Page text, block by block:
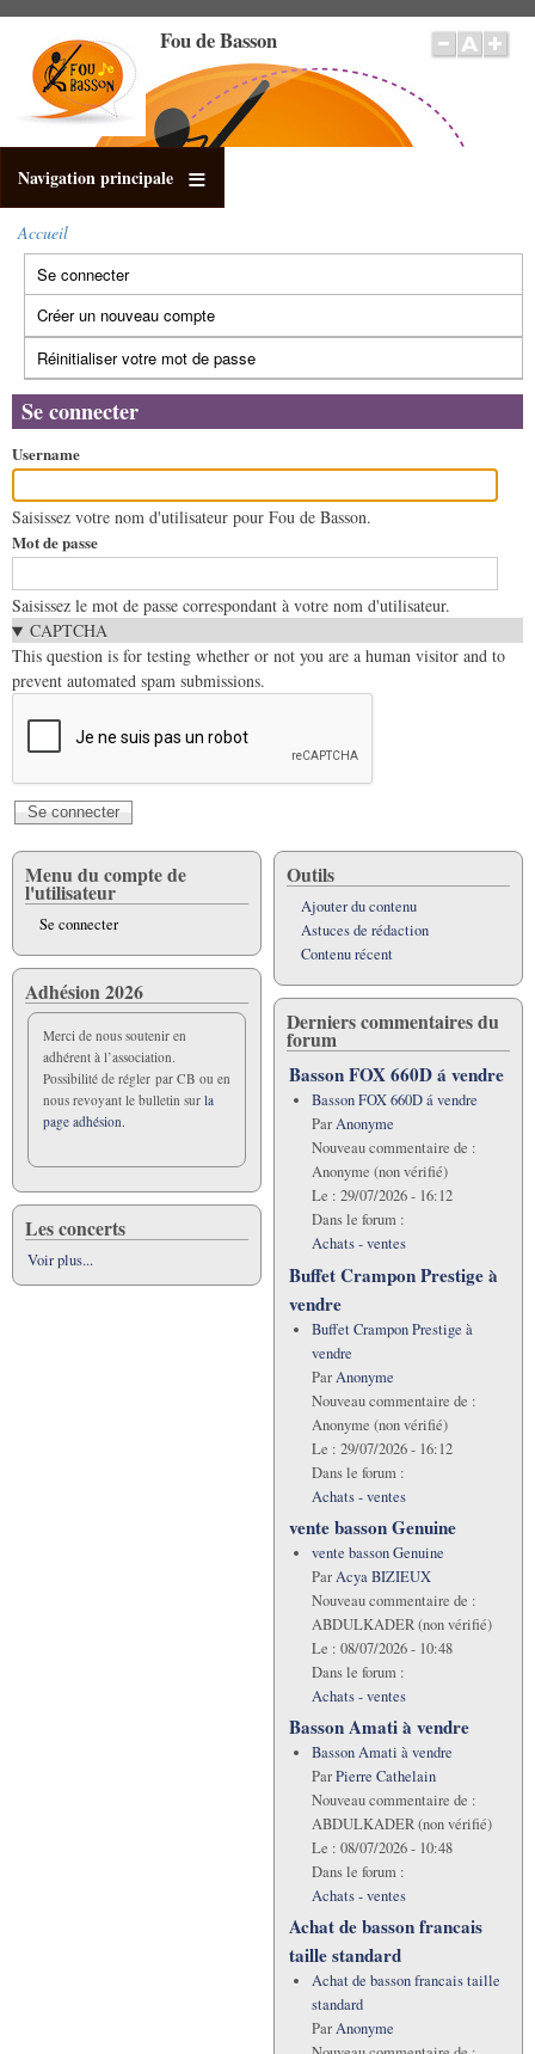
contenu
principal
Fou de Basson
Navigation principale
Fil
d'Ariane
Accueil
Onglets
principaux
Se connecter(onglet
actif)
Créer un nouveau compte
Réinitialiser votre mot de passe
Se connecter
Username
Saisissez votre nom d'utilisateur pour Fou de Basson.
Mot de passe
Saisissez le mot de passe correspondant à votre nom d'utilisateur.
CAPTCHA
This question is for testing whether or not you are a human visitor and to
prevent automated spam submissions.
Menu du compte de
l'utilisateur
Se connecter
Adhésion 2026
Merci de nous soutenir en
adhérent à l’association.
Possibilité de régler par CB ou en
nous revoyant le bulletin sur la
page adhésion.
Les concerts
Voir plus...
Outils
Ajouter du contenu
Astuces de rédaction
Contenu récent
Derniers commentaires du
forum
Basson FOX 660D á vendre
Basson FOX 660D á vendre
ParAnonyme
Nouveau commentaire de :
Anonyme (non vérifié)
Le : 29/07/2026 - 16:12
Dans le forum :
Achats - ventes
Buffet Crampon Prestige à
vendre
Buffet Crampon Prestige à
vendre
ParAnonyme
Nouveau commentaire de :
Anonyme (non vérifié)
Le : 29/07/2026 - 16:12
Dans le forum :
Achats - ventes
vente basson Genuine
vente basson Genuine
ParAcya BIZIEUX
Nouveau commentaire de :
ABDULKADER (non vérifié)
Le : 08/07/2026 - 10:48
Dans le forum :
Achats - ventes
Basson Amati à vendre
Basson Amati à vendre
ParPierre Cathelain
Nouveau commentaire de :
ABDULKADER (non vérifié)
Le : 08/07/2026 - 10:48
Dans le forum :
Achats - ventes
Achat de basson francais
taille standard
Achat de basson francais taille
standard
ParAnonyme